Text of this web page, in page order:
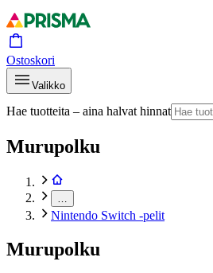
Ostoskori
Valikko
Hae tuotteita – aina halvat hinnat
Murupolku
Nintendo Switch -pelit
Murupolku